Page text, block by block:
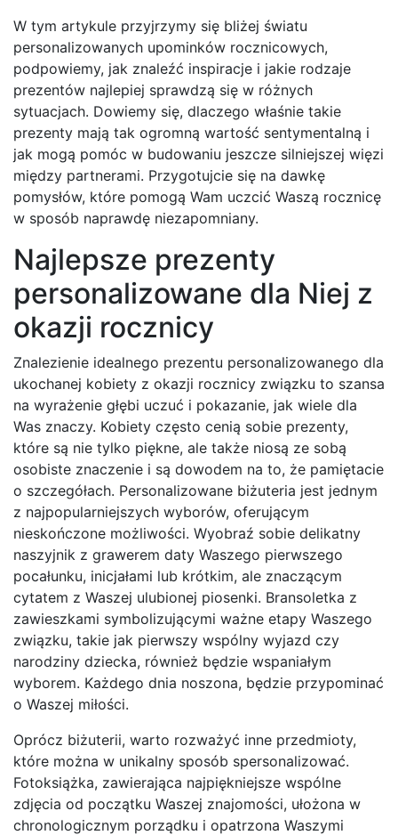
W tym artykule przyjrzymy się bliżej światu
personalizowanych upominków rocznicowych,
podpowiemy, jak znaleźć inspiracje i jakie rodzaje
prezentów najlepiej sprawdzą się w różnych
sytuacjach. Dowiemy się, dlaczego właśnie takie
prezenty mają tak ogromną wartość sentymentalną i
jak mogą pomóc w budowaniu jeszcze silniejszej więzi
między partnerami. Przygotujcie się na dawkę
pomysłów, które pomogą Wam uczcić Waszą rocznicę
w sposób naprawdę niezapomniany.
Najlepsze prezenty
personalizowane dla Niej z
okazji rocznicy
Znalezienie idealnego prezentu personalizowanego dla
ukochanej kobiety z okazji rocznicy związku to szansa
na wyrażenie głębi uczuć i pokazanie, jak wiele dla
Was znaczy. Kobiety często cenią sobie prezenty,
które są nie tylko piękne, ale także niosą ze sobą
osobiste znaczenie i są dowodem na to, że pamiętacie
o szczegółach. Personalizowane biżuteria jest jednym
z najpopularniejszych wyborów, oferującym
nieskończone możliwości. Wyobraź sobie delikatny
naszyjnik z grawerem daty Waszego pierwszego
pocałunku, inicjałami lub krótkim, ale znaczącym
cytatem z Waszej ulubionej piosenki. Bransoletka z
zawieszkami symbolizującymi ważne etapy Waszego
związku, takie jak pierwszy wspólny wyjazd czy
narodziny dziecka, również będzie wspaniałym
wyborem. Każdego dnia noszona, będzie przypominać
o Waszej miłości.
Oprócz biżuterii, warto rozważyć inne przedmioty,
które można w unikalny sposób spersonalizować.
Fotoksiążka, zawierająca najpiękniejsze wspólne
zdjęcia od początku Waszej znajomości, ułożona w
chronologicznym porządku i opatrzona Waszymi